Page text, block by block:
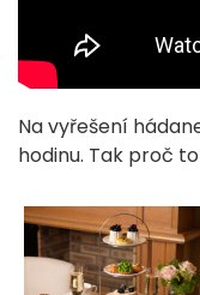
Na vyřešení
hodinu. Tak proč